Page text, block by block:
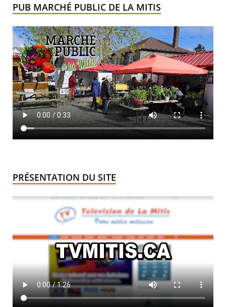
PUB MARCHÉ PUBLIC DE LA MITIS
PRÉSENTATION DU SITE